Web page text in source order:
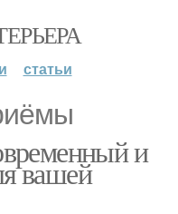
статьи
и
вашей